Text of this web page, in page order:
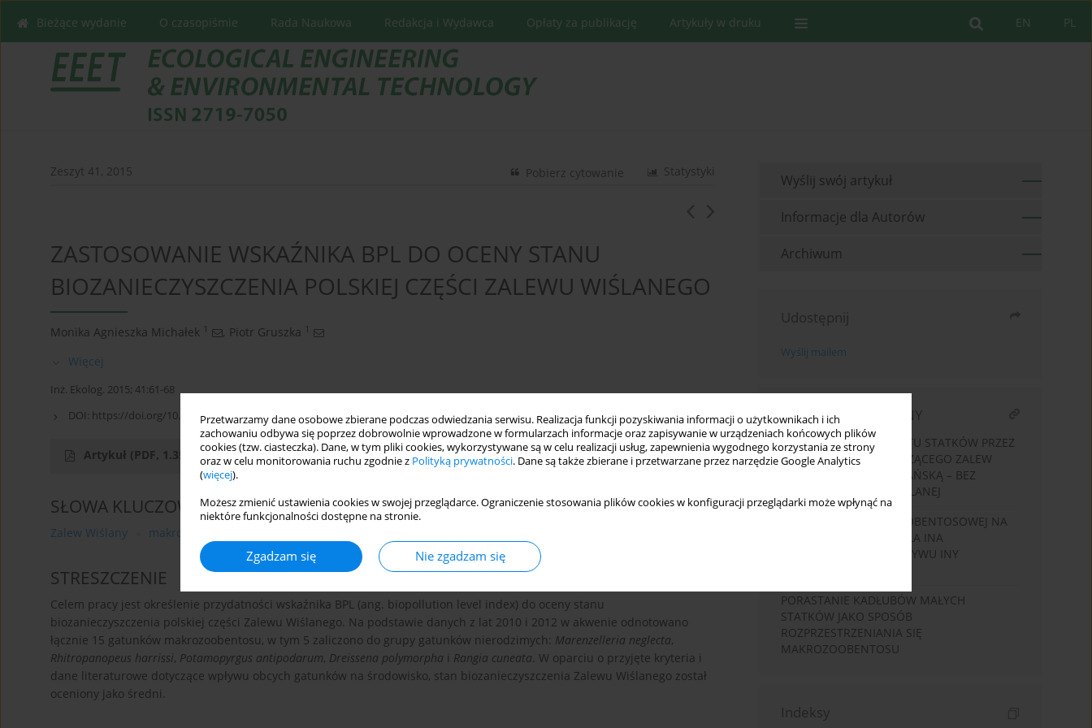
Przetwarzamy dane osobowe zbierane podczas odwiedzania serwisu. Realizacja funkcji pozyskiwania informacji o użytkownikach i ich
zachowaniu odbywa się poprzez dobrowolnie wprowadzone w formularzach informacje oraz zapisywanie w urządzeniach końcowych plików
cookies (tzw. ciasteczka). Dane, w tym pliki cookies, wykorzystywane są w celu realizacji usług, zapewnienia wygodnego korzystania ze strony
oraz w celu monitorowania ruchu zgodnie z Polityką prywatności. Dane są także zbierane i przetwarzane przez narzędzie Google Analytics
(więcej).
Możesz zmienić ustawienia cookies w swojej przeglądarce. Ograniczenie stosowania plików cookies w konfiguracji przeglądarki może wpłynąć na
niektóre funkcjonalności dostępne na stronie.
Zgadzam się Nie zgadzam się
PL
EN
Bieżące wydanie O czasopiśmie Rada Naukowa Redakcja i Wydawca Opłaty za publikację Artykuły w druku
Zeszyt 41, 2015 Statystyki
Pobierz cytowanie
ZASTOSOWANIE WSKAŹNIKA BPL DO OCENY STANU
BIOZANIECZYSZCZENIA POLSKIEJ CZĘŚCI ZALEWU WIŚLANEGO
Monika Agnieszka Michałek 1 , Piotr Gruszka 1
Więcej
Inż. Ekolog. 2015; 41:61-68
DOI: https://doi.org/10.12912/23920629/1829
Artykuł (PDF, 1.35 MB)
SŁOWA KLUCZOWE
Zalew Wiślany makrozoobentos
STRESZCZENIE
Celem pracy jest określenie przydatności wskaźnika BPL (ang. biopollution level index) do oceny stanu
biozanieczyszczenia polskiej części Zalewu Wiślanego. Na podstawie danych z lat 2010 i 2012 w akwenie odnotowano
łącznie 15 gatunków makrozoobentosu, w tym 5 zaliczono do grupy gatunków nierodzimych: Marenzelleria neglecta,
Rhitropanopeus harrissi, Potamopyrgus antipodarum, Dreissena polymorpha i Rangia cuneata. W oparciu o przyjęte kryteria i
dane literaturowe dotyczące wpływu obcych gatunków na środowisko, stan biozanieczyszczenia Zalewu Wiślanego został
oceniony jako średni.
Wyślij swój artykuł
Informacje dla Autorów
Archiwum
Udostępnij
Wyślij mailem
ARTYKUŁ POWIĄZANY
KONCEPCJA TRANSPORTU STATKÓW PRZEZ
MIERZEJĘ WIŚLANĄ ŁĄCZĄCEGO ZALEW
WIŚLANY Z ZATOKĄ GDAŃSKĄ – BEZ
PRZEKOPU MIERZEI WIŚLANEJ
STAŁOŚĆ FAUNY MAKROBENTOSOWEJ NA
PRZYKŁADZIE RZEKI MAŁA INA
LEWOBRZEŻNEGO DOPŁYWU INY
PORASTANIE KADŁUBÓW MAŁYCH
STATKÓW JAKO SPOSÓB
ROZPRZESTRZENIANIA SIĘ
MAKROZOOBENTOSU
Indeksy